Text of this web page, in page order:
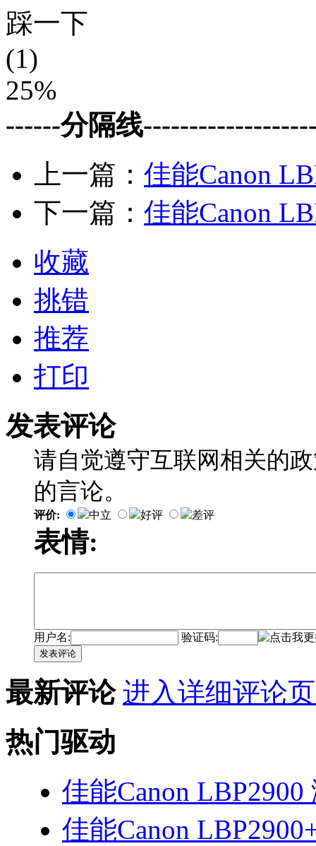
踩一下
(1)
25%
------分隔线
上一篇： 佳能Canon
下一篇： 佳能Canon
收藏
挑错
推荐
打印
发表评论
请自觉遵守互联网相关的
的言论。
评价: 中立 好评 差评
表情:
用户名: 验证码:
发表评论
最新评论 进入详细评论
热门驱动
佳能Canon
佳能Canon